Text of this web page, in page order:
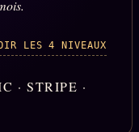
LES 4 NIVEAUX
· STRIPE ·